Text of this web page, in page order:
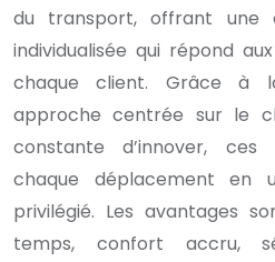
du transport, offrant une
individualisée qui répond
chaque client. Grâce à
approche centrée sur le
constante d’innover, ces
chaque déplacement en
privilégié. Les avantages
temps, confort accru,